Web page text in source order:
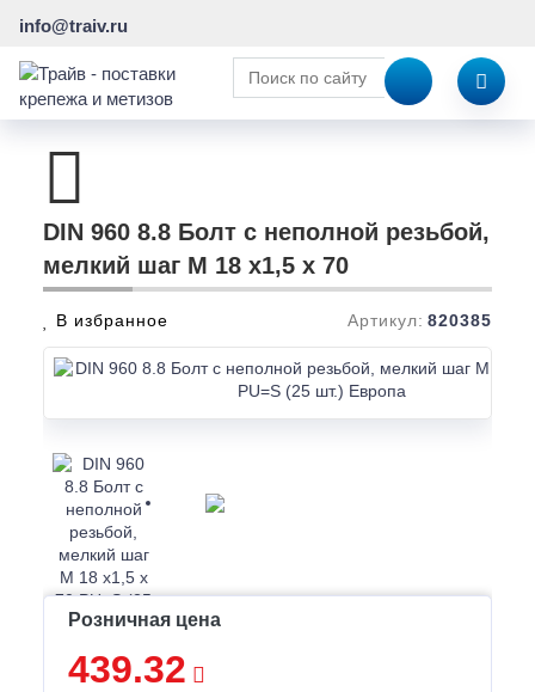
info@traiv.ru
DIN 960 8.8 Болт с неполной резьбой,
мелкий шаг M 18 x1,5 x 70
В избранное Артикул: 820385
Розничная цена
439.32